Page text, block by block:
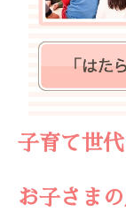
子育て世
お子さま